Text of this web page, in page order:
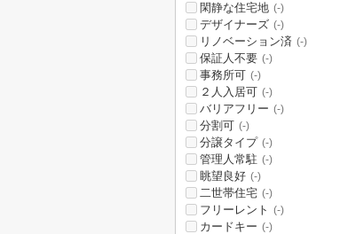
閑静な住宅地 (-)
デザイナーズ (-)
リノベーション済 (-)
保証人不要 (-)
事務所可 (-)
２人入居可 (-)
バリアフリー (-)
分割可 (-)
分譲タイプ (-)
管理人常駐 (-)
眺望良好 (-)
二世帯住宅 (-)
フリーレント (-)
カードキー (-)